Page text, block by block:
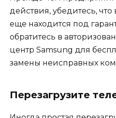
действия, убедитесь,
еще находится под
обратитесь в
центр Samsung для
замены неисправных
Перезагрузите